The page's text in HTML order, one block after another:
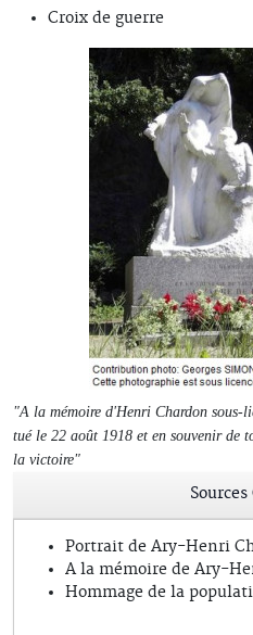
Croix de guerre
"A la mémoire d'Henri Chardon sous-
tué le 22 août 1918 et en souvenir de
la victoire"
Sources
Portrait de Ary-Henri
A la mémoire de Ary-
Hommage de la